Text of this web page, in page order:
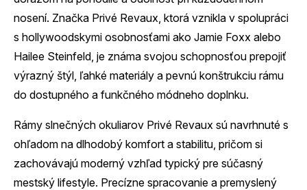
nosení. Značka Privé Revaux, ktorá vznikla v spolupráci
s hollywoodskymi osobnosťami ako Jamie Foxx alebo
Hailee Steinfeld, je známa svojou schopnosťou prepojiť
výrazný štýl, ľahké materiály a pevnú konštrukciu rámu
do dostupného a funkčného módneho doplnku.
Rámy slnečných okuliarov Privé Revaux sú navrhnuté s
ohľadom na dlhodobý komfort a stabilitu, pričom si
zachovávajú moderný vzhľad typický pre súčasný
mestský lifestyle. Precízne spracovanie a premyslený